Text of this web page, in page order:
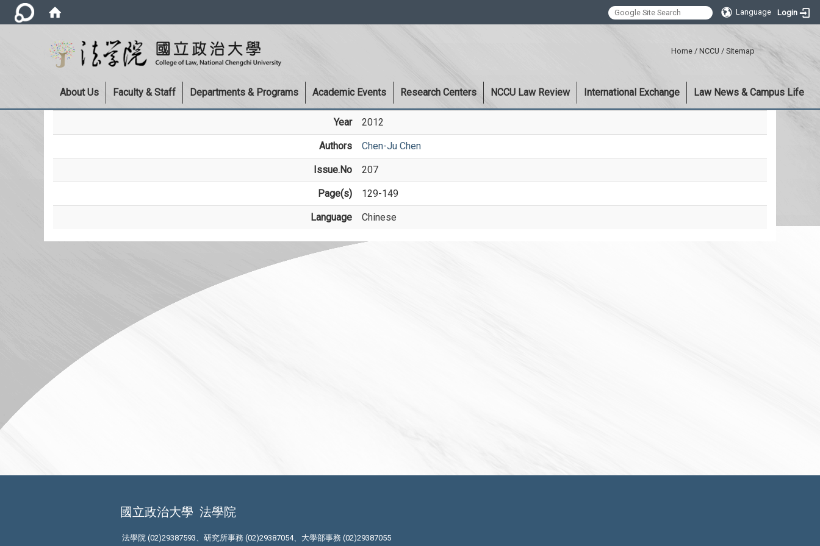
Language Login
Home / NCCU / Sitemap
About Us Faculty & Staff Departments & Programs Academic Events Research Centers NCCU Law Review International Exchange Law News & Campus Life
Year 2012
Authors Chen-Ju Chen
Issue.No 207
Page(s) 129-149
Language Chinese
國立政治大學 法學院
法學院 (02)29387593、研究所事務 (02)29387054、大學部事務 (02)29387055